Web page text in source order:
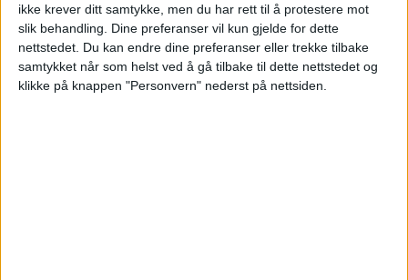
ikke krever ditt samtykke, men du har rett til å protestere mot
slik behandling. Dine preferanser vil kun gjelde for dette
nettstedet. Du kan endre dine preferanser eller trekke tilbake
samtykket når som helst ved å gå tilbake til dette nettstedet og
klikke på knappen "Personvern" nederst på nettsiden.
— Lilleborg er en